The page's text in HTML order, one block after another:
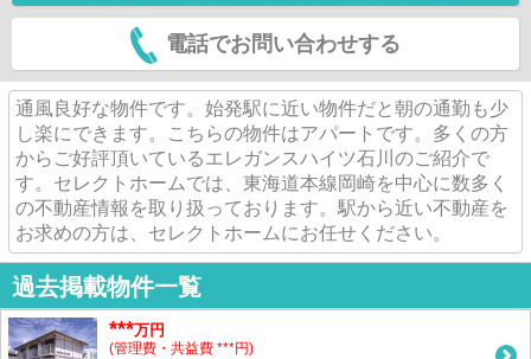
電話でお問い合わせする
通風良好な物件です。始発駅に近い物件だと朝の通勤も少
し楽にできます。こちらの物件はアパートです。多くの方
からご好評頂いているエレガンスハイツ石川のご紹介で
す。セレクトホームでは、東海道本線岡崎を中心に数多く
の不動産情報を取り扱っております。駅から近い不動産を
お求めの方は、セレクトホームにお任せください。
過去掲載物件一覧
***万円
(管理費・共益費 ***円)